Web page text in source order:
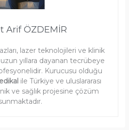
Arif ÖZDEMİR
lazer teknolojileri ve klinik
uzun yıllara dayanan tecrübeye
Kurucusu olduğu
ile Türkiye ve uluslararası
ve sağlık projesine çözüm